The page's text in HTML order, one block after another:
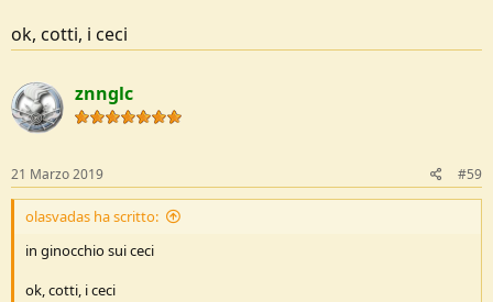
ok, cotti, i ceci
znnglc
21 Marzo 2019 #59
olasvadas ha scritto:
in ginocchio sui ceci
ok, cotti, i ceci